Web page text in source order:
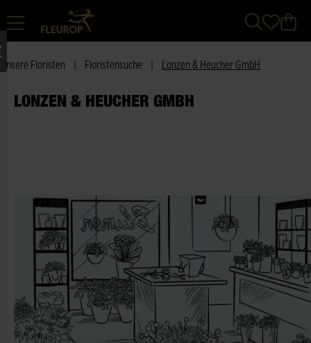
Unsere Floristen Floristensuche Lonzen & Heucher GmbH
LONZEN & HEUCHER GMBH